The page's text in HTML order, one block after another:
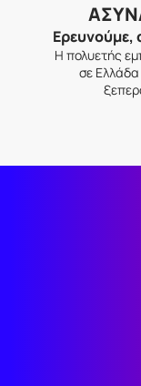
Ερευνούμε,
Η πολυετής
σε Ελλάδα